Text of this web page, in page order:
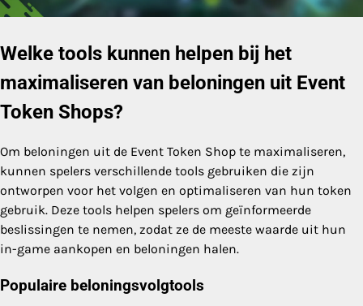
Welke tools kunnen helpen bij het
maximaliseren van beloningen uit Event
Token Shops?
Om beloningen uit de Event Token Shop te maximaliseren,
kunnen spelers verschillende tools gebruiken die zijn
ontworpen voor het volgen en optimaliseren van hun token
gebruik. Deze tools helpen spelers om geïnformeerde
beslissingen te nemen, zodat ze de meeste waarde uit hun
in-game aankopen en beloningen halen.
Populaire beloningsvolgtools